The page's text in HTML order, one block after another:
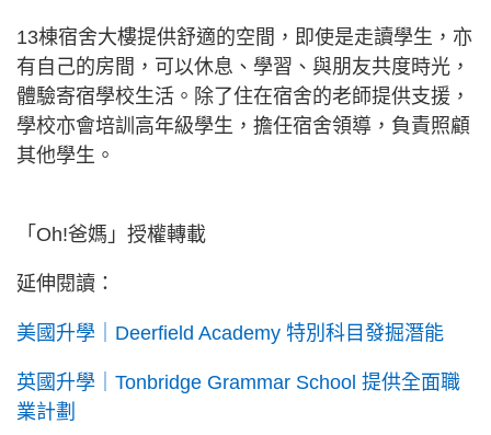
13棟宿舍大樓提供舒適的空間，即使是走讀學生，亦
有自己的房間，可以休息、學習、與朋友共度時光，
體驗寄宿學校生活。除了住在宿舍的老師提供支援，
學校亦會培訓高年級學生，擔任宿舍領導，負責照顧
其他學生。
「Oh!爸媽」授權轉載
延伸閱讀：
美國升學｜Deerfield Academy 特別科目發掘潛能
英國升學｜Tonbridge Grammar School 提供全面職
業計劃